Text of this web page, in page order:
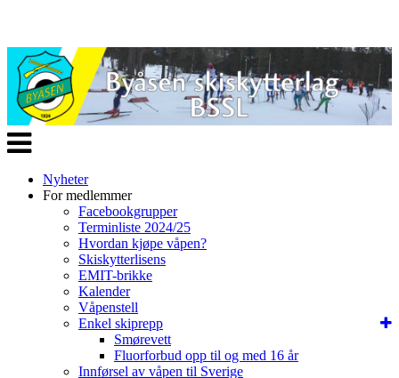
Veksle
navigasjon
Nyheter
For medlemmer
Facebookgrupper
Terminliste 2024/25
Hvordan kjøpe våpen?
Skiskytterlisens
EMIT-brikke
Kalender
Våpenstell
Enkel skiprepp
Smørevett
Fluorforbud opp til og med 16 år
Innførsel av våpen til Sverige